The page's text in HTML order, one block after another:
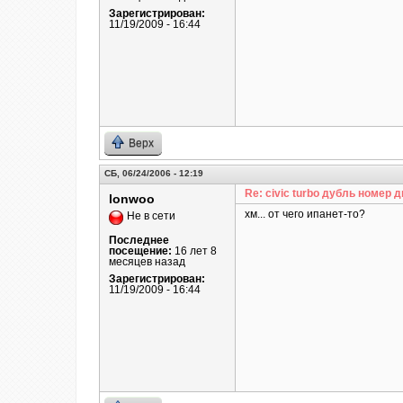
Зарегистрирован:
11/19/2009 - 16:44
Верх
СБ, 06/24/2006 - 12:19
lonwoo
Не в сети
Последнее
посещение: 16 лет 8
месяцев назад
Зарегистрирован:
11/19/2009 - 16:44
Re: civic turbo дубль номер
хм... от чего ипанет-то?